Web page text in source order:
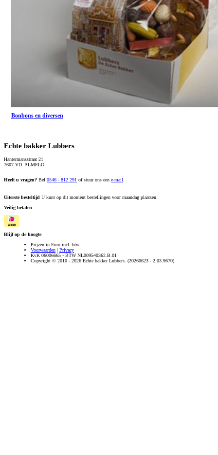
Bonbons en diversen
Echte bakker Lubbers
Hantermansstraat 21
7607 VD ALMELO
Heeft u vragen? Bel 0546 - 812 291 of stuur ons een e-mail
Uiterste besteltijd U kunt op dit moment bestellingen voor maandag plaatsen.
Veilig betalen
Blijf op de hoogte
Prijzen in Euro incl. btw
Voorwaarden | Privacy
KvK 06006665 - BTW NL009540362.B.01
Copyright © 2010 - 2026 Echte bakker Lubbers. (20260623 - 2.03.9670)